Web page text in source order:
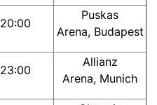
20:00
Puskas
Arena, Budapest
23:00
Allianz
Arena, Munich